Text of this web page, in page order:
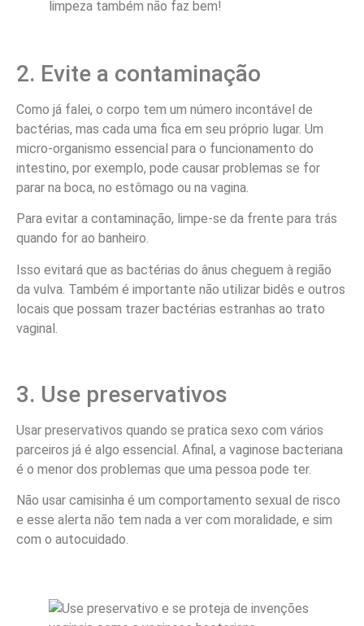
2. Evite a contaminação
Como já falei, o corpo tem um número incontável de
bactérias, mas cada uma fica em seu próprio lugar. Um
micro-organismo essencial para o funcionamento do
intestino, por exemplo, pode causar problemas se for
parar na boca, no estômago ou na vagina.
Para evitar a contaminação, limpe-se da frente para trás
quando for ao banheiro.
Isso evitará que as bactérias do ânus cheguem à região
da vulva. Também é importante não utilizar bidês e outros
locais que possam trazer bactérias estranhas ao trato
vaginal.
3. Use preservativos
Usar preservativos quando se pratica sexo com vários
parceiros já é algo essencial. Afinal, a vaginose bacteriana
é o menor dos problemas que uma pessoa pode ter.
Não usar camisinha é um comportamento sexual de risco
e esse alerta não tem nada a ver com moralidade, e sim
com o autocuidado.